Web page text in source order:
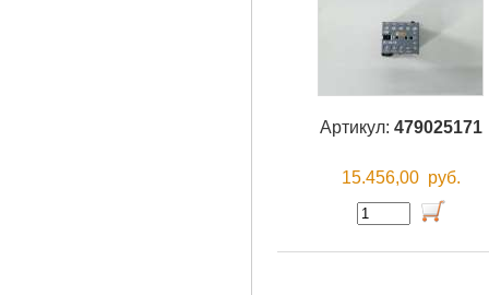
Артикул: 479025171
15.456,00 руб.